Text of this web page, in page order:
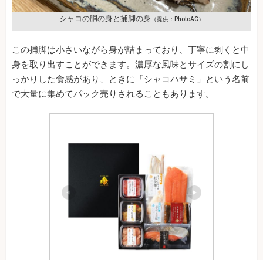
シャコの胴の身と捕脚の身（提供：PhotoAC）
この捕脚は小さいながら身が詰まっており、丁寧に剥くと中
身を取り出すことができます。濃厚な風味とサイズの割にし
っかりした食感があり、ときに「シャコハサミ」という名前
で大量に集めてパック売りされることもあります。